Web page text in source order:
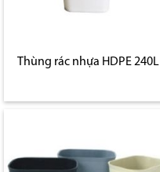
Thùng rác nhựa HDPE 240L